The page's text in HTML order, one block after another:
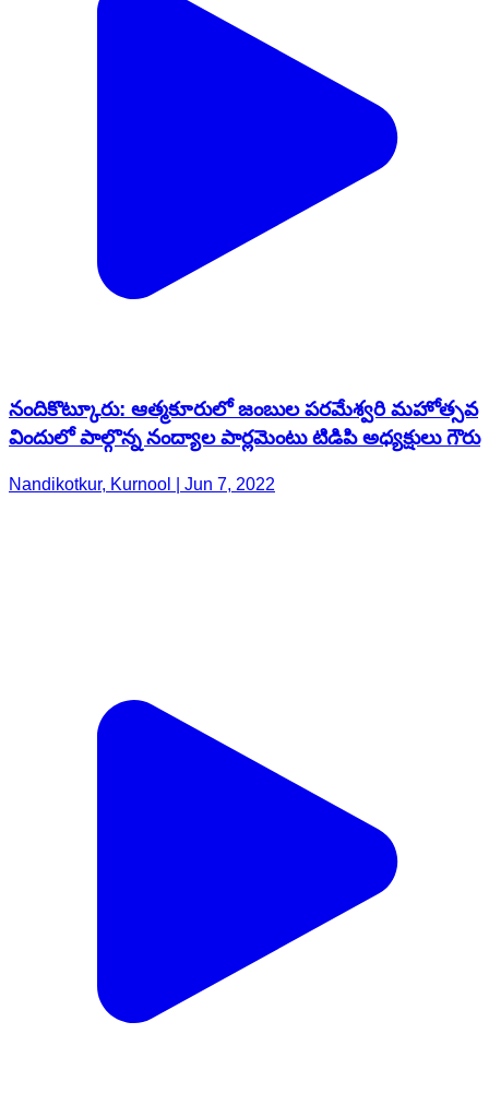
నందికొట్కూరు: ఆత్మకూరులో జంబుల పరమేశ్వరి మహోత్సవ
విందులో పాల్గొన్న నంద్యాల పార్లమెంటు టిడిపి అధ్యక్షులు గౌరు
Nandikotkur, Kurnool | Jun 7, 2022